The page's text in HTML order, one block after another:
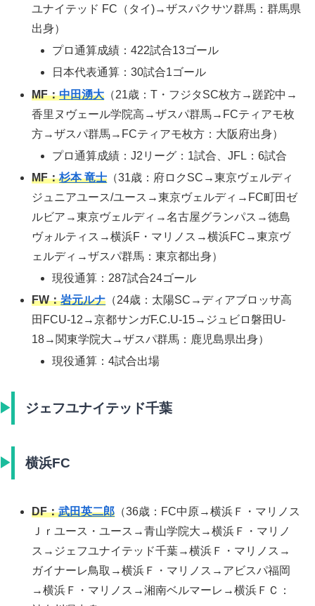
ユナイテッド FC（タイ)→ザスパクサツ群馬：群馬県
出身）
プロ通算成績：422試合13ゴール
日本代表通算：30試合1ゴール
MF：中田湧大 （21歳：T・フジタSC枚方→蹉跎中→
香里ヌヴェール学院高→ザスパ群馬→FCティアモ枚
方→ザスパ群馬→FCティアモ枚方：大阪府出身）
プロ通算成績：J2リーグ：1試合、JFL：6試合
MF：杉本 竜士 （31歳：府ロクSC→東京ヴェルディ
ジュニアユース/ユース→東京ヴェルディ→FC町田ゼ
ルビア→東京ヴェルディ→名古屋グランパス→徳島
ヴォルティス→横浜F・マリノス→横浜FC→東京ヴ
ェルディ→ザスパ群馬：東京都出身）
現役通算：287試合24ゴール
FW：岩元ルナ （24歳：太陽SC→ディアブロッサ高
田FCU-12→京都サンガF.C.U-15→ジュビロ磐田U-
18→関東学院大→ザスパ群馬：鹿児島県出身）
現役通算：4試合出場
ジェフユナイテッド千葉
横浜FC
DF：武田英二郎 （36歳：FC中原→横浜Ｆ・マリノス
Ｊｒユース・ユース→青山学院大→横浜Ｆ・マリノ
ス→ジェフユナイテッド千葉→横浜Ｆ・マリノス→
ガイナーレ鳥取→横浜Ｆ・マリノス→アビスパ福岡
→横浜Ｆ・マリノス→湘南ベルマーレ→横浜ＦＣ：